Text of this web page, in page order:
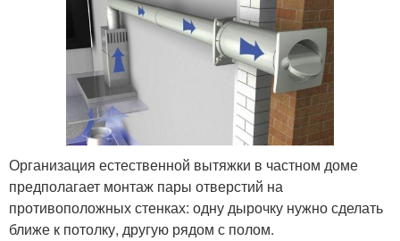
Организация естественной вытяжки в частном доме
предполагает монтаж пары отверстий на
противоположных стенках: одну дырочку нужно сделать
ближе к потолку, другую рядом с полом.